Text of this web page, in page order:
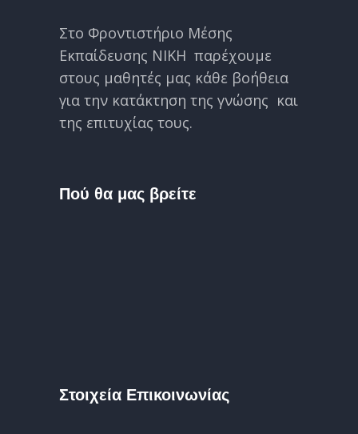
Στο Φροντιστήριο Μέσης
Εκπαίδευσης ΝΙΚΗ παρέχουμε
στους μαθητές μας κάθε βοήθεια
για την κατάκτηση της γνώσης και
της επιτυχίας τους.
Πού θα μας βρείτε
Στοιχεία Επικοινωνίας